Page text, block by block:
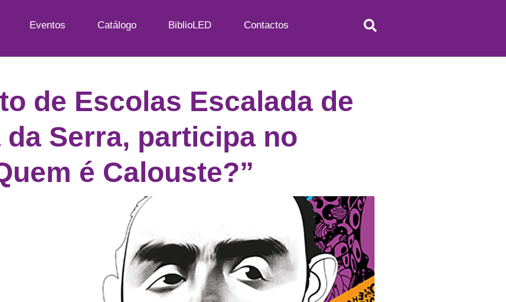
Eventos Catálogo BiblioLED Contactos
de Escolas Escalada de
Serra, participa no
é Calouste?”